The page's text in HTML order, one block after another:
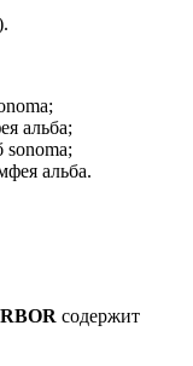
альба;
sonoma;
альба.
содержит